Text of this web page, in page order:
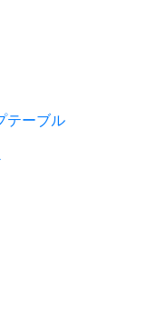
テーブル